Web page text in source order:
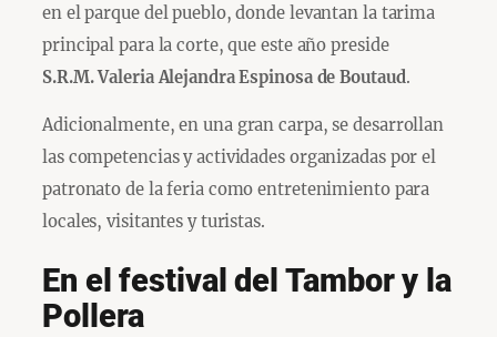
en el parque del pueblo, donde levantan la tarima
principal para la corte, que este año preside
S.R.M. Valeria Alejandra Espinosa de Boutaud.
Adicionalmente, en una gran carpa, se desarrollan
las competencias y actividades organizadas por el
patronato de la feria como entretenimiento para
locales, visitantes y turistas.
En el festival del Tambor y la
Pollera